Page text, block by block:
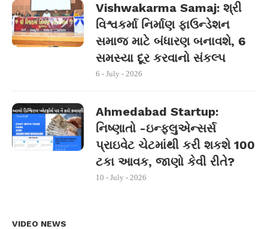
Vishwakarma Samaj: શ્રી
વિશ્વકર્મા નિર્માણ ફાઉન્ડેશન
સમાજ માટે બંધારણ બનાવશે, 6
સમસ્યા દૂર કરવાનો સંકલ્પ
6 - July - 2026
Ahmedabad Startup:
નિષ્ણાતો -ઇન્ફ્લુએન્સર્સ
પ્રાઇવેટ ચેટમાંથી કરી શકશે 100
ટકા આવક, જાણો કેવી રીતે?
10 - July - 2026
VIDEO NEWS